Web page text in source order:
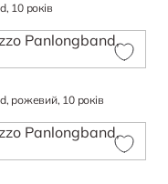
10 років
рожевий, 10 років